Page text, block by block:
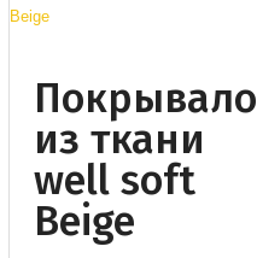
Покрывало
из ткани
well soft
Beige